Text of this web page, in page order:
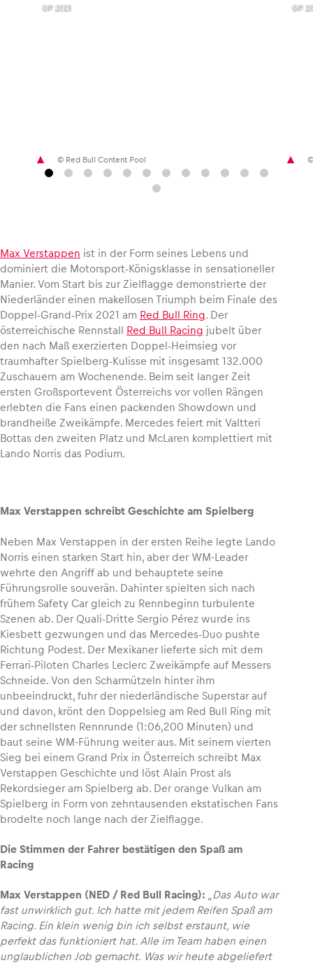
Glossar
Alle anzeigen
GP 2021
© Red Bull Content Pool
GP
Max Verstappen ist in der Form seines Lebens und
dominiert die Motorsport-Königsklasse in sensationeller
Manier. Vom Start bis zur Zielflagge demonstrierte der
Niederländer einen makellosen Triumph beim Finale des
Doppel-Grand-Prix 2021 am Red Bull Ring. Der
österreichische Rennstall Red Bull Racing jubelt über
den nach Maß exerzierten Doppel-Heimsieg vor
traumhafter Spielberg-Kulisse mit insgesamt 132.000
Zuschauern am Wochenende. Beim seit langer Zeit
ersten Großsportevent Österreichs vor vollen Rängen
erlebten die Fans einen packenden Showdown und
brandheiße Zweikämpfe. Mercedes feiert mit Valtteri
Bottas den zweiten Platz und McLaren komplettiert mit
Lando Norris das Podium.
Max Verstappen schreibt Geschichte am Spielberg
Neben Max Verstappen in der ersten Reihe legte Lando
Norris einen starken Start hin, aber der WM-Leader
wehrte den Angriff ab und behauptete seine
Führungsrolle souverän. Dahinter spielten sich nach
frühem Safety Car gleich zu Rennbeginn turbulente
Szenen ab. Der Quali-Dritte Sergio Pérez wurde ins
Kiesbett gezwungen und das Mercedes-Duo pushte
Richtung Podest. Der Mexikaner lieferte sich mit dem
Ferrari-Piloten Charles Leclerc Zweikämpfe auf Messers
Schneide. Von den Scharmützeln hinter ihm
unbeeindruckt, fuhr der niederländische Superstar auf
und davon, krönt den Doppelsieg am Red Bull Ring mit
der schnellsten Rennrunde (1:06,200 Minuten) und
baut seine WM-Führung weiter aus. Mit seinem vierten
Sieg bei einem Grand Prix in Österreich schreibt Max
Verstappen Geschichte und löst Alain Prost als
Rekordsieger am Spielberg ab. Der orange Vulkan am
Spielberg in Form von zehntausenden ekstatischen Fans
brodelte noch lange nach der Zielflagge.
Die Stimmen der Fahrer bestätigen den Spaß am
Racing
Max Verstappen (NED / Red Bull Racing):
Das Auto war
fast unwirklich gut. Ich hatte mit jedem Reifen Spaß am
Racing. Ein klein wenig bin ich selbst erstaunt, wie
perfekt das funktioniert hat. Alle im Team haben einen
unglaublichen Job gemacht. Was wir heute abgeliefert